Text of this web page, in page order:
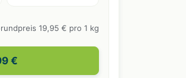
19,95 € pro 1 kg
€